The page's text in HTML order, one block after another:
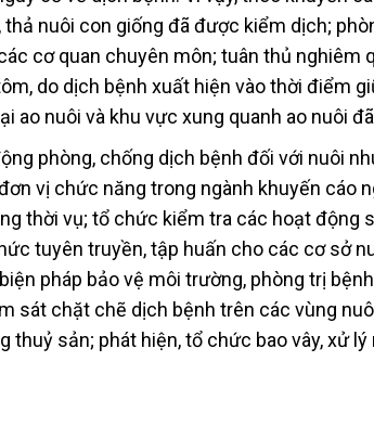
thả nuôi con giống đã được kiểm dịch;
cơ quan chuyên môn; tuân thủ
do dịch bệnh xuất hiện vào thời điểm
ao nuôi và khu vực xung quanh ao nuôi
phòng, chống dịch bệnh đối với nuôi
vị chức năng trong ngành khuyến cáo
thời vụ; tổ chức kiểm tra các hoạt động
tuyên truyền, tập huấn cho các cơ sở
biện pháp bảo vệ môi trường, phòng trị
sát chặt chẽ dịch bệnh trên các vùng
thuỷ sản; phát hiện, tổ chức bao vây, xử